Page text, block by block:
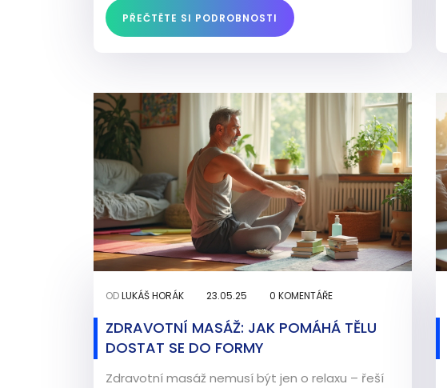
PŘEČTĚTE SI PODROBNOSTI
ODLUKÁŠ HORÁK 23.05.25 0 KOMENTÁŘE
ZDRAVOTNÍ MASÁŽ: JAK POMÁHÁ TĚLU
DOSTAT SE DO FORMY
Zdravotní masáž nemusí být jen o relaxu – řeší